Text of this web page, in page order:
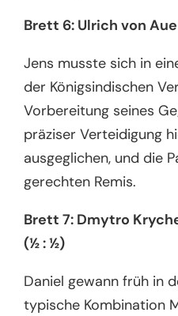
Brett 6: Ulrich von
Jens musste sich in
der Königsindischen
Vorbereitung seines
präziser Verteidigung
ausgeglichen, und die
gerechten Remis.
Brett 7: Dmytro
(½ : ½)
Daniel gewann früh in
typische Kombination